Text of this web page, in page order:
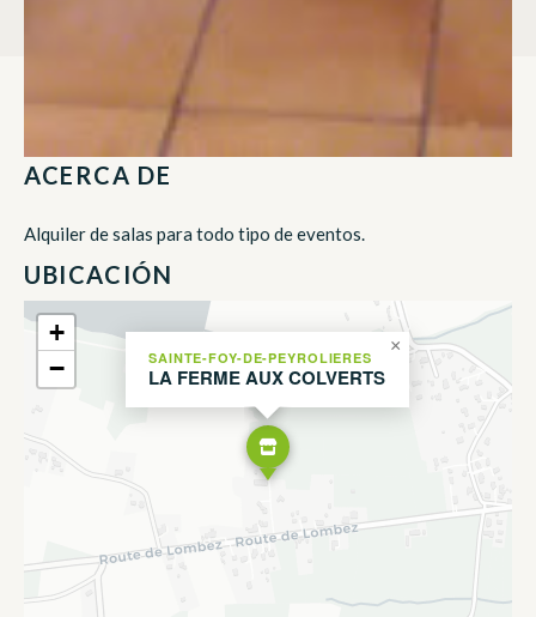
ACERCA DE
Alquiler de salas para todo tipo de eventos.
UBICACIÓN
SAINTE-FOY-DE-PEYROLIERES
LA FERME AUX COLVERTS
×
+
−